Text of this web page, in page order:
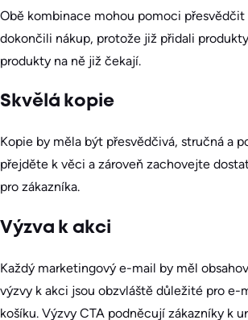
Obě kombinace mohou pomoci přesvědčit
dokončili nákup, protože již přidali
produkty na ně již čekají.
Skvělá kopie
Kopie by měla být přesvědčivá, stručná a
přejděte k věci a zároveň zachovejte
pro zákazníka.
Výzva k akci
Každý marketingový e-mail by měl
výzvy k akci jsou obzvláště důležité pro e-
košíku. Výzvy CTA podněcují zákazníky k